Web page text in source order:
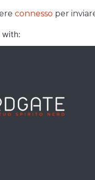
connesso per
with: